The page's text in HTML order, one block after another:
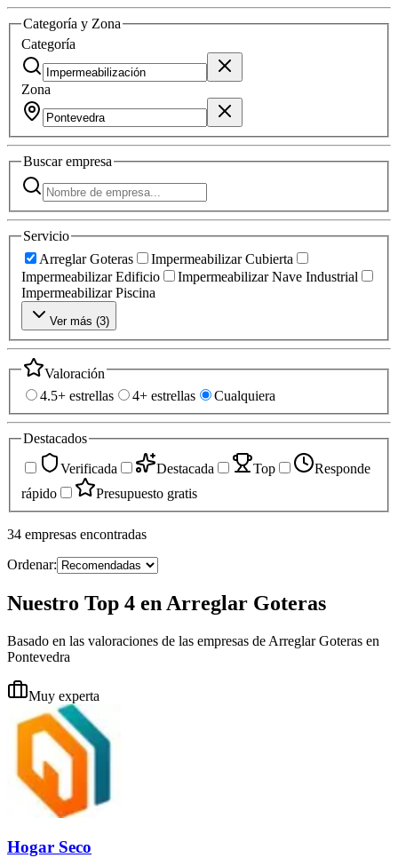
Categoría y Zona
Categoría
Zona
Buscarempresa
Servicio
Arreglar Goteras
Impermeabilizar Cubierta
Impermeabilizar Edificio
Impermeabilizar Nave Industrial
Impermeabilizar Piscina
Ver más (3)
Valoración
4.5+ estrellas
4+ estrellas Cualquiera
Destacados
Verificada
Destacada Top
Responde
rápido
Presupuesto gratis
34 empresas encontradas
Ordenar:
Nuestro Top 4 en Arreglar Goteras
Basado en las valoraciones de las empresas de Arreglar Goteras en
Pontevedra
Muy experta
Hogar Seco